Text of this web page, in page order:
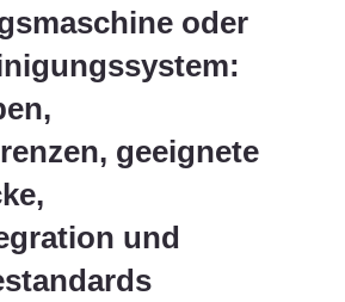
oder
geeignete
und